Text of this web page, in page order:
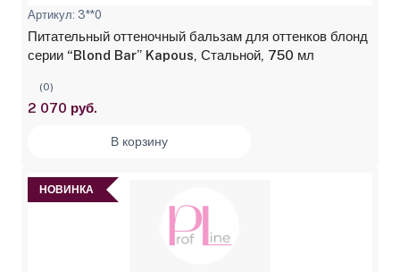
Артикул: 3**0
Питательный оттеночный бальзам для оттенков блонд
серии “Blond Bar” Kapous, Стальной, 750 мл
(0)
2 070 руб.
В корзину
НОВИНКА